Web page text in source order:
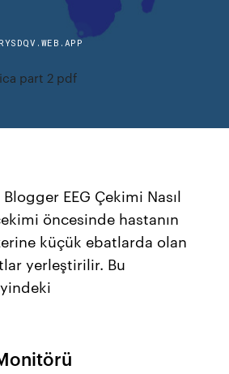
part 2 pdf
EEG Çekimi Nasıl
öncesinde hastanın
küçük ebatlarda olan
yerleştirilir. Bu